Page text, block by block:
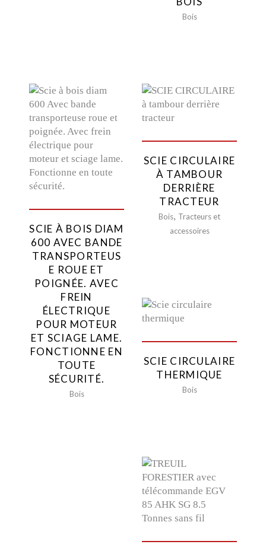
Bois
SCIE À BOIS DIAM
600 AVEC BANDE
TRANSPORTEUS
E ROUE ET
POIGNÉE. AVEC
FREIN
ÉLECTRIQUE
POUR MOTEUR
ET SCIAGE LAME.
FONCTIONNE EN
TOUTE
SÉCURITÉ.
Bois
SCIE CIRCULAIRE
À TAMBOUR
DERRIÈRE
TRACTEUR
Bois, Tracteurs et
accessoires
SCIE CIRCULAIRE
THERMIQUE
Bois